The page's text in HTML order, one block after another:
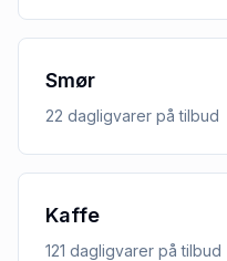
Smør
22 dagligvarer på tilbud
Kaffe
121 dagligvarer på tilbud